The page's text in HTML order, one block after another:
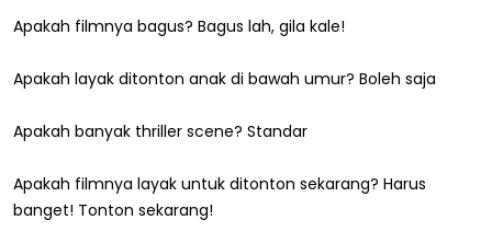
Apakah filmnya bagus? Bagus lah, gila kale!
Apakah layak ditonton anak di bawah umur? Boleh saja
Apakah banyak thriller scene? Standar
Apakah filmnya layak untuk ditonton sekarang? Harus
banget! Tonton sekarang!